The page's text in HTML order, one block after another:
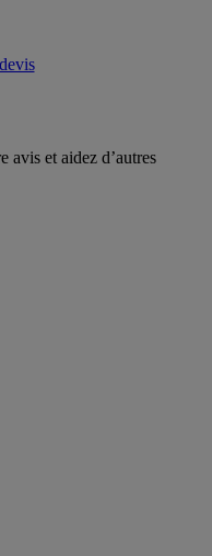
avis et aidez d’autres